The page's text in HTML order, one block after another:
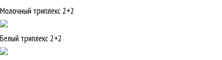
Молочный триплекс 2+2
Белый триплекс 2+2